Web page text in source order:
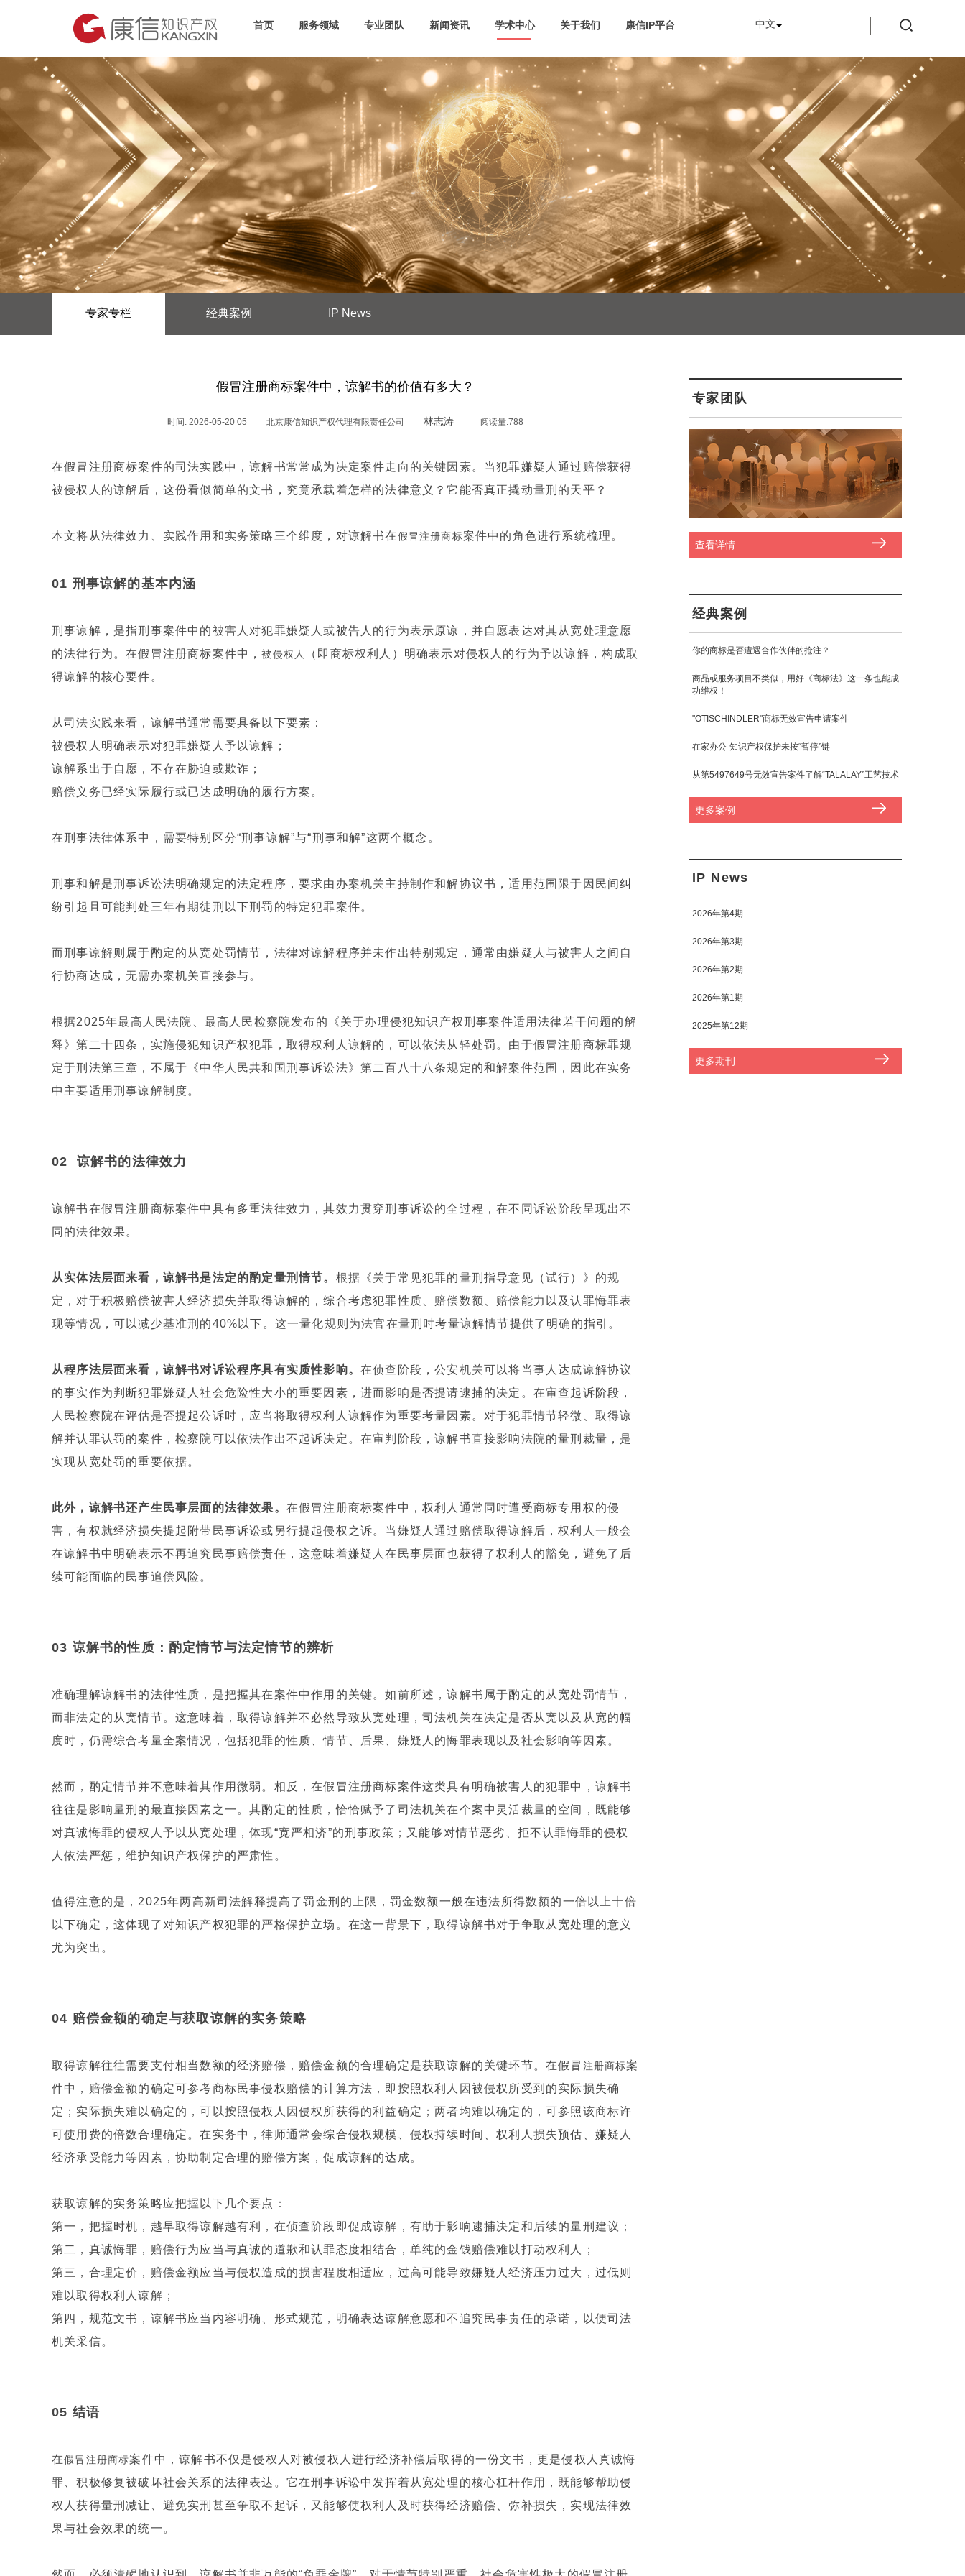
首页 服务领域 专业团队 新闻资讯 学术中心 关于我们 康信IP平台 中文
专家专栏 经典案例 IP News
假冒注册商标案件中，谅解书的价值有多大？
时间: 2026-05-20 05 北京康信知识产权代理有限责任公司 林志涛 阅读量:788
在假冒注册商标案件的司法实践中，谅解书常常成为决定案件走向的关键因素。当犯罪嫌疑人通过赔偿获得
被侵权人的谅解后，这份看似简单的文书，究竟承载着怎样的法律意义？它能否真正撬动量刑的天平？
本文将从法律效力、实践作用和实务策略三个维度，对谅解书在假冒注册商标案件中的角色进行系统梳理。
01 刑事谅解的基本内涵
刑事谅解，是指刑事案件中的被害人对犯罪嫌疑人或被告人的行为表示原谅，并自愿表达对其从宽处理意愿
的法律行为。在假冒注册商标案件中，被侵权人
（即商标权利人）明确表示对侵权人的行为予以谅解，构成取
得谅解的核心要件。
从司法实践来看，谅解书通常需要具备以下要素：
被侵权人明确表示对犯罪嫌疑人予以谅解；
谅解系出于自愿，不存在胁迫或欺诈；
赔偿义务已经实际履行或已达成明确的履行方案。
在刑事法律体系中，需要特别区分“刑事谅解”与“刑事和解”这两个概念。
刑事和解是刑事诉讼法明确规定的法定程序，要求由办案机关主持制作和解协议书，适用范围限于因民间纠
纷引起且可能判处三年有期徒刑以下刑罚的特定犯罪案件。
而刑事谅解则属于酌定的从宽处罚情节，法律对谅解程序并未作出特别规定，通常由嫌疑人与被害人之间自
行协商达成，无需办案机关直接参与。
根据2025年最高人民法院、最高人民检察院发布的《关于办理侵犯知识产权刑事案件适用法律若干问题的解
释》第二十四条，实施侵犯知识产权犯罪，取得权利人谅解的，可以依法从轻处罚。由于假冒注册商标罪规
定于刑法第三章，不属于《中华人民共和国刑事诉讼法》第二百八十八条规定的和解案件范围，因此在实务
中主要适用刑事谅解制度。
02 谅解书的法律效力
谅解书在假冒注册商标案件中具有多重法律效力，其效力贯穿刑事诉讼的全过程，在不同诉讼阶段呈现出不
同的法律效果。
从实体法层面来看，谅解书是法定的酌定量刑情节。 根据《关于常见犯罪的量刑指导意见（试行）》的规
定，对于积极赔偿被害人经济损失并取得谅解的，综合考虑犯罪性质、赔偿数额、赔偿能力以及认罪悔罪表
现等情况，可以减少基准刑的40%以下。这一量化规则为法官在量刑时考量谅解情节提供了明确的指引。
从程序法层面来看，谅解书对诉讼程序具有实质性影响。 在侦查阶段，公安机关可以将当事人达成谅解协议
的事实作为判断犯罪嫌疑人社会危险性大小的重要因素，进而影响是否提请逮捕的决定。在审查起诉阶段，
人民检察院在评估是否提起公诉时，应当将取得权利人谅解作为重要考量因素。对于犯罪情节轻微、取得谅
解并认罪认罚的案件，检察院可以依法作出不起诉决定。在审判阶段，谅解书直接影响法院的量刑裁量，是
实现从宽处罚的重要依据。
此外，谅解书还产生民事层面的法律效果。 在假冒注册商标案件中，权利人通常同时遭受商标专用权的侵
害，有权就经济损失提起附带民事诉讼或另行提起侵权之诉。当嫌疑人通过赔偿取得谅解后，权利人一般会
在谅解书中明确表示不再追究民事赔偿责任，这意味着嫌疑人在民事层面也获得了权利人的豁免，避免了后
续可能面临的民事追偿风险。
03 谅解书的性质：酌定情节与法定情节的辨析
准确理解谅解书的法律性质，是把握其在案件中作用的关键。如前所述，谅解书属于酌定的从宽处罚情节，
而非法定的从宽情节。这意味着，取得谅解并不必然导致从宽处理，司法机关在决定是否从宽以及从宽的幅
度时，仍需综合考量全案情况，包括犯罪的性质、情节、后果、嫌疑人的悔罪表现以及社会影响等因素。
然而，酌定情节并不意味着其作用微弱。相反，在假冒注册商标案件这类具有明确被害人的犯罪中，谅解书
往往是影响量刑的最直接因素之一。其酌定的性质，恰恰赋予了司法机关在个案中灵活裁量的空间，既能够
对真诚悔罪的侵权人予以从宽处理，体现“宽严相济”的刑事政策；又能够对情节恶劣、拒不认罪悔罪的侵权
人依法严惩，维护知识产权保护的严肃性。
值得注意的是，2025年两高新司法解释提高了罚金刑的上限，罚金数额一般在违法所得数额的一倍以上十倍
以下确定，这体现了对知识产权犯罪的严格保护立场。在这一背景下，取得谅解书对于争取从宽处理的意义
尤为突出。
04 赔偿金额的确定与获取谅解的实务策略
取得谅解往往需要支付相当数额的经济赔偿，赔偿金额的合理确定是获取谅解的关键环节。在假冒 注册商标案
件中，赔偿金额的确定可参考商标民事侵权赔偿的计算方法，即按照权利人因被侵权所受到的实际损失确
定；实际损失难以确定的，可以按照侵权人因侵权所获得的利益确定；两者均难以确定的，可参照该商标许
可使用费的倍数合理确定。在实务中，律师通常会综合侵权规模、侵权持续时间、权利人损失预估、嫌疑人
经济承受能力等因素，协助制定合理的赔偿方案，促成谅解的达成。
获取谅解的实务策略应把握以下几个要点：
第一，把握时机，越早取得谅解越有利，在侦查阶段即促成谅解，有助于影响逮捕决定和后续的量刑建议；
第二，真诚悔罪，赔偿行为应当与真诚的道歉和认罪态度相结合，单纯的金钱赔偿难以打动权利人；
第三，合理定价，赔偿金额应当与侵权造成的损害程度相适应，过高可能导致嫌疑人经济压力过大，过低则
难以取得权利人谅解；
第四，规范文书，谅解书应当内容明确、形式规范，明确表达谅解意愿和不追究民事责任的承诺，以便司法
机关采信。
05 结语
在假冒注册商标案件中，谅解书不仅是侵权人对被侵权人进行经济补偿后取得的一份文书，更是侵权人真诚悔
罪、积极修复被破坏社会关系的法律表达。它在刑事诉讼中发挥着从宽处理的核心杠杆作用，既能够帮助侵
权人获得量刑减让、避免实刑甚至争取不起诉，又能够使权利人及时获得经济赔偿、弥补损失，实现法律效
果与社会效果的统一。
专家团队
查看详情
经典案例
你的商标是否遭遇合作伙伴的抢注？
商品或服务项目不类似，用好《商标法》这一条也能成
功维权！
"OTISCHINDLER"商标无效宣告申请案件
在家办公-知识产权保护未按“暂停”键
从第5497649号无效宣告案件了解“TALALAY”工艺技术
更多案例
IP News
2026年第4期
2026年第3期
2026年第2期
2026年第1期
2025年第12期
更多期刊